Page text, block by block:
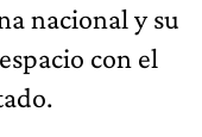
nacional y su
con el